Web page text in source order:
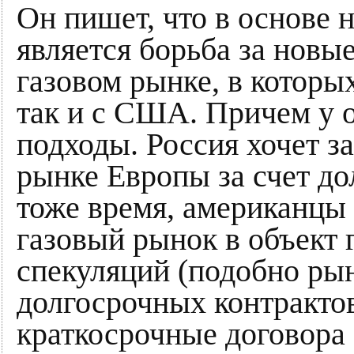
Он пишет, что в основе
является борьба за
газовом рынке, в
так и с США. Причем у
подходы. Россия хочет
рынке Европы за счет
тоже время,
газовый рынок в
спекуляций (подобно
долгосрочных
краткосрочные